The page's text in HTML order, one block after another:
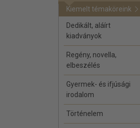
Kiemelt témaköreink
Dedikált, aláírt
kiadványok
Regény, novella,
elbeszélés
Gyermek- és ifjúsági
irodalom
Történelem